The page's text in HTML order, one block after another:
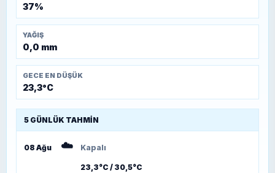
37%
YAĞIŞ
0,0 mm
GECE EN DÜŞÜK
23,3°C
5 GÜNLÜK TAHMIN
08 Ağu ☁️ Kapalı
23,3°C / 30,5°C